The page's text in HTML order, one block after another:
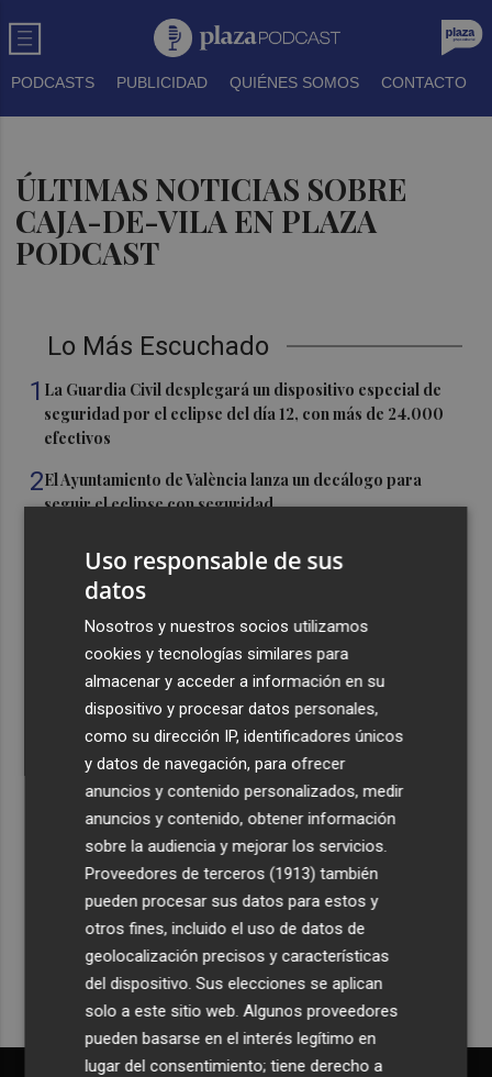
PODCASTS PUBLICIDAD QUIÉNES SOMOS CONTACTO
ÚLTIMAS NOTICIAS SOBRE
CAJA-DE-VILA EN PLAZA
PODCAST
Lo Más Escuchado
1 La Guardia Civil desplegará un dispositivo especial de
seguridad por el eclipse del día 12, con más de 24.000
efectivos
2El Ayuntamiento de València lanza un decálogo para
seguir el eclipse con seguridad
Silverstone, con nuevo récord
estimulado el cariño por el valenciano"
Un gol de Bardeli decide el duelo entre el Levante y su
filial (1-0)
Recibe toda la actualidad de
Plaza Podcast en tu correo
Quiero suscribirme
Uso responsable de sus
datos
Nosotros y nuestros socios utilizamos
cookies y tecnologías similares para
almacenar y acceder a información en su
dispositivo y procesar datos personales,
como su dirección IP, identificadores únicos
y datos de navegación, para ofrecer
anuncios y contenido personalizados, medir
anuncios y contenido, obtener información
sobre la audiencia y mejorar los servicios.
Proveedores de terceros (1913) también
pueden procesar sus datos para estos y
otros fines, incluido el uso de datos de
geolocalización precisos y características
del dispositivo. Sus elecciones se aplican
solo a este sitio web. Algunos proveedores
pueden basarse en el interés legítimo en
lugar del consentimiento; tiene derecho a